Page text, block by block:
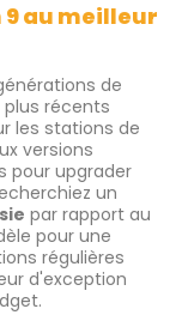
9 au meilleur
de
plus récents
les stations de
versions
pour upgrader
un
par rapport au
pour une
régulières
d'exception